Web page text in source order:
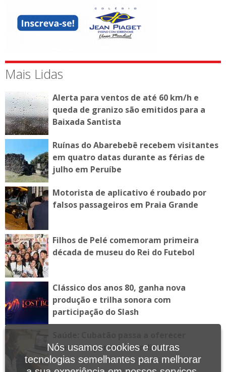
Mais Lidas
Alerta para ventos de até 60 km/h e
queda de granizo são emitidos para a
Baixada Santista
Ruínas do Abarebebê recebem visitantes
em quatro datas durante as férias de
julho em Peruíbe
Motorista de aplicativo é roubado por
falsos passageiros em Praia Grande
Filhos de Pelé comemoram primeira
década de museu do Rei do Futebol
Clássico dos anos 80, ganha nova
produção e trilha sonora com
participação do Slash
consultas por teleatendimento
Nós usamos cookies e outras
tecnologias semelhantes para melhorar